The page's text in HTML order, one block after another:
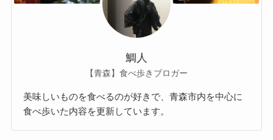
鯛人
【青森】食べ歩きブロガー
美味しいものを食べるのが好きで、青森市内を中心に
食べ歩いた内容を更新しています。